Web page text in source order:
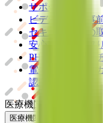
サポート環境
ビデオ通話の事
セキュリティの
安心安全への取
PHR指針に係る
電子版お薬手帳
認結果の公表
医療機関の方
医療機関の方